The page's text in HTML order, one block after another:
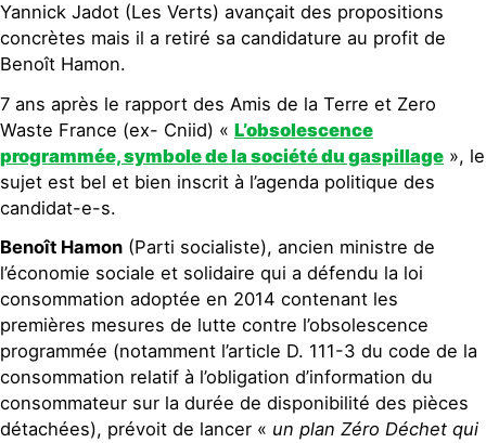
Yannick Jadot (Les Verts) avançait des propositions
concrètes mais il a retiré sa candidature au profit de
Benoît Hamon.
7 ans après le rapport des Amis de la Terre et Zero
Waste France (ex- Cniid) « L’obsolescence
programmée, symbole de la société du gaspillage », le
sujet est bel et bien inscrit à l’agenda politique des
candidat-e-s.
Benoît Hamon (Parti socialiste), ancien ministre de
l’économie sociale et solidaire qui a défendu la loi
consommation adoptée en 2014 contenant les
premières mesures de lutte contre l’obsolescence
programmée (notamment l’article D. 111-3 du code de la
consommation relatif à l’obligation d’information du
consommateur sur la durée de disponibilité des pièces
détachées), prévoit de lancer « un plan Zéro Déchet qui